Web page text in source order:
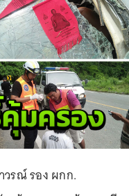
วรณ์ รอง ผกก.